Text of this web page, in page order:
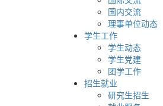
国内交流
理事单位动态
学生工作
学生动态
学生党建
团学工作
招生就业
研究生招生